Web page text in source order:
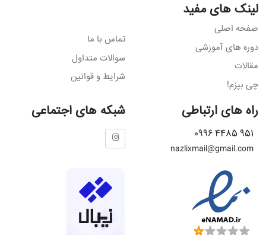
لینک های مفید
صفحه اصلی
دوره های آموزشی
مقالات
چی بپزم!
تماس با ما
سوالات متداول
شرایط و قوانین
راه های ارتباطی
951 4485 0996
nazlixmail@gmail.com
شبکه های اجتماعی